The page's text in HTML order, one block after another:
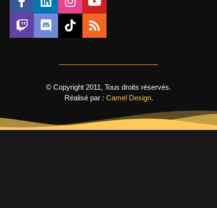
© Copyright 2011, Tous droits réservés.
Réalisé par : Camel Design.